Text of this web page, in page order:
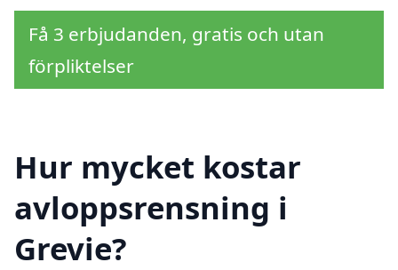
Få 3 erbjudanden, gratis och utan
förpliktelser
Hur mycket kostar
avloppsrensning i
Grevie?